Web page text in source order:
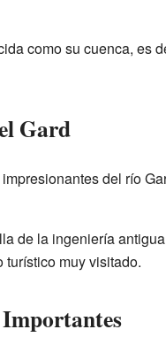
como su cuenca, es
Gard
del río
de la ingeniería
turístico muy visitado.